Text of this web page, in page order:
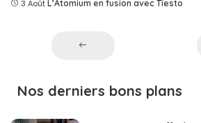
3 Août L’Atomium en fusion avec Tîesto
Nos derniers bons plans